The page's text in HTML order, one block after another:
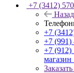
+7 (3412)
Назад
+7
+7 (991)
+7 (912)